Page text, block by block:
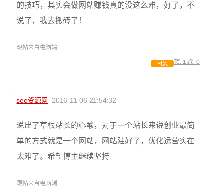
的技巧，其实会做网站赚钱真的没这么难，好了，不
说了，我去搬砖了！
跟帖来自电脑端
顶: 1 踩: 0
回复
seo资源网 2016-11-06 21:54:32
说出了草根站长的心酸，对于一个站长来说创业最简
单的方式就是一个网站，网站建好了，优化运营实在
太难了。希望博主继续坚持
跟帖来自电脑端